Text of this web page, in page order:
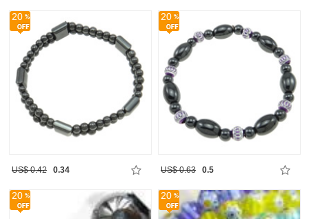
20
US$ 0.42 0.34
20
US$ 0.63 0.5
20 20